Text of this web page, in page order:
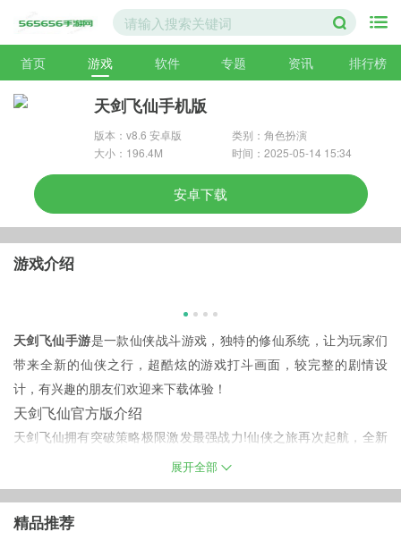
首页 游戏 软件 专题 资讯 排行榜
天剑飞仙手机版
版本：v8.6 安卓版
类别：角色扮演
大小：196.4M
时间：2025-05-14 15:34
安卓下载
游戏介绍
天剑飞仙手游是一款仙侠战斗游戏，独特的修仙系统，让为玩家们
带来全新的仙侠之行，超酷炫的游戏打斗画面，较完整的剧情设
计，有兴趣的朋友们欢迎来下载体验！
天剑飞仙官方版介绍
天剑飞仙拥有突破策略极限激发最强战力!仙侠之旅再次起航，全新
玩法，全新人物，全新地图。造型更帅气的职业角色，篇章更完整
展开全部
精品推荐